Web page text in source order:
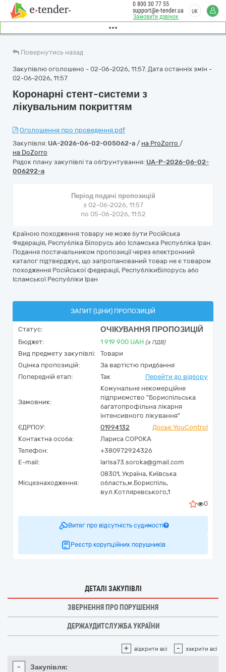
Замовити дзвінок
0 800 30 77 55
support@e-tender.ua
UK
Повернутись назад
Закупівлю оголошено - 02-06-2026, 11:57. Дата останніх змін -
02-06-2026, 11:57
Коронарні стент-системи з
лікувальним покриттям
Оголошення про проведення.pdf
Закупівля: UA-2026-06-02-005062-a / на ProZorro /
на DoZorro
Рядок плану закупівлі та обґрунтування: UA-P-2026-06-02-
006292-a
Період подачі пропозицій
з 02-06-2026, 11:57
по 05-06-2026, 11:52
Країною походження товару не може бути Російська
Федерація, Республіка Білорусь або Ісламська Республіка Іран.
Подання постачальником пропозиції через електронний
каталог підтверджує, що запропанований товар не є товаром
походження Російської федерації, РеспублікиБілорусь або
Ісламської Республіки Іран
ЗАПИТ (ЦІНИ) ПРОПОЗИЦІЙ
Статус: ОЧІКУВАННЯ ПРОПОЗИЦІЙ
Бюджет: 1 919 900 UAH (з ПДВ)
Вид предмету закупівлі:
Товари
Оцінка пропозицій:
За вартістю придбання
Попередній етап:
Так Перейти до відбору
Замовник:
Комунальне некомерційне
підприємство "Бориспільська
багатопрофільна лікарня
інтенсивного лікування"
ЄДРПОУ:
01994132
Досьє YouControl
Контактна особа:
Лариса СОРОКА
Телефон:
+380972924326
E-mail:
larisa73.soroka@gmail.com
Місцезнаходження:
08301, Україна, Київська
область,м.Бориспіль,
вул.Котляревського,1
0
Витяг про відсутність судимості
Реєстр корупційних порушників
ДЕТАЛІ ЗАКУПІВЛІ
ЗВЕРНЕННЯ ПРО ПОРУШЕННЯ
ДЕРЖАУДИТСЛУЖБА УКРАЇНИ
+ відкрити всі - закрити всі
- Закупівля: